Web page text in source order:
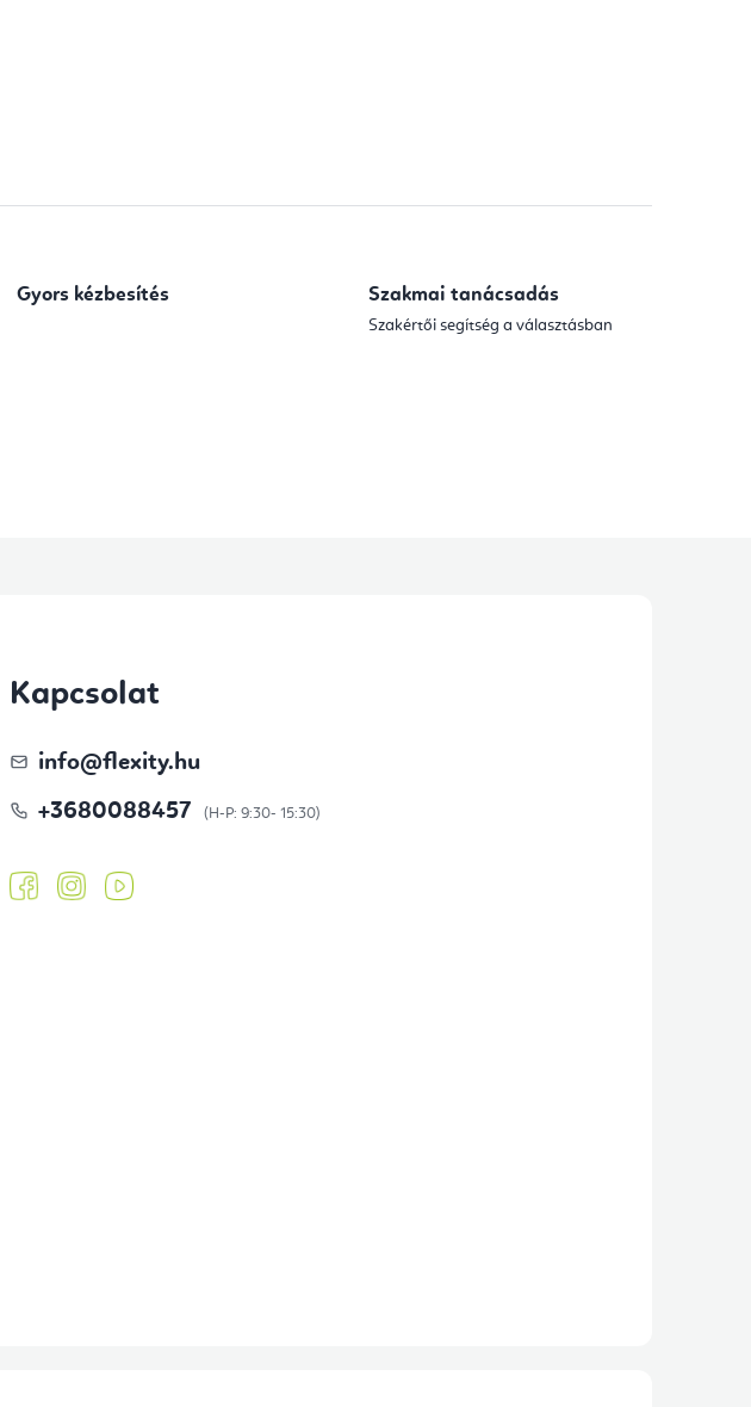
i
l
m
e
Gyors kézbesítés Szakmai tanácsadás
Szakértői segítség a választásban
Kapcsolat
info@flexity.hu
+3680088457